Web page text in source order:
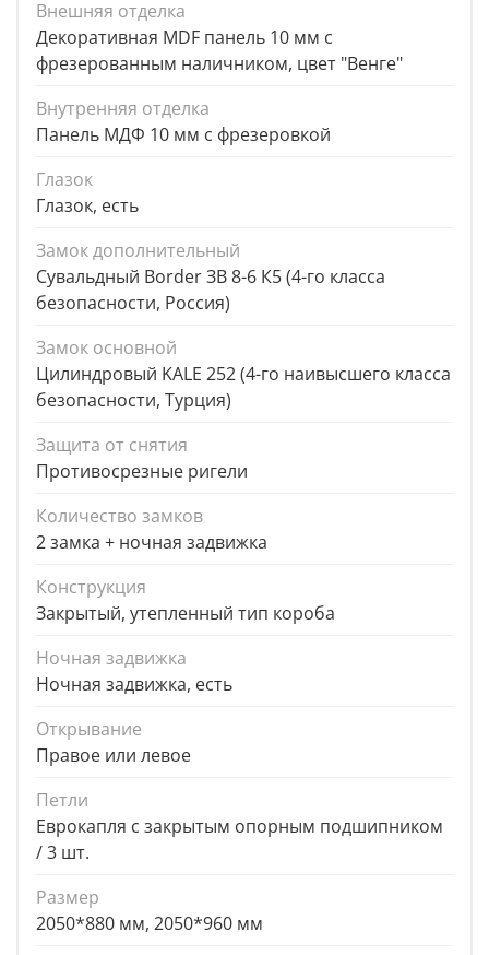
Внешняя отделка
Декоративная MDF панель 10 мм с
фрезерованным наличником, цвет "Венге"
Внутренняя отделка
Панель МДФ 10 мм с фрезеровкой
Глазок
Глазок, есть
Замок дополнительный
Сувальдный Border ЗВ 8-6 К5 (4-го класса
безопасности, Россия)
Замок основной
Цилиндровый KALE 252 (4-го наивысшего класса
безопасности, Турция)
Защита от снятия
Противосрезные ригели
Количество замков
2 замка + ночная задвижка
Конструкция
Закрытый, утепленный тип короба
Ночная задвижка
Ночная задвижка, есть
Открывание
Правое или левое
Петли
Еврокапля с закрытым опорным подшипником
/ 3 шт.
Размер
2050*880 мм, 2050*960 мм